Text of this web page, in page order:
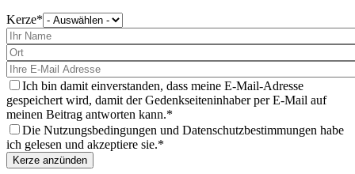
Kerze
wählen
Sie
aus
Ich bin damit einverstanden, dass meine E-Mail-Adresse
gespeichert wird, damit der Gedenkseiteninhaber per E-Mail auf
meinen Beitrag antworten kann.
Die Nutzungsbedingungen und Datenschutzbestimmungen habe
ich gelesen und akzeptiere sie.